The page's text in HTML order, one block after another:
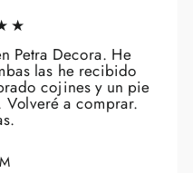
Petra Decora. He
las he recibido
cojines y un pie
a comprar.